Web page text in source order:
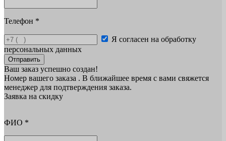
Телефон *
Я согласен на обработку
персональных данных
Отправить
Ваш заказ успешно создан!
Номер вашего заказа . В ближайшее время с вами свяжется
менеджер для подтверждения заказа.
Заявка на скидку
ФИО *